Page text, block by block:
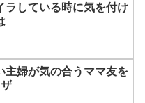
ラしている時に気を付け
主婦が気の合うママ友を